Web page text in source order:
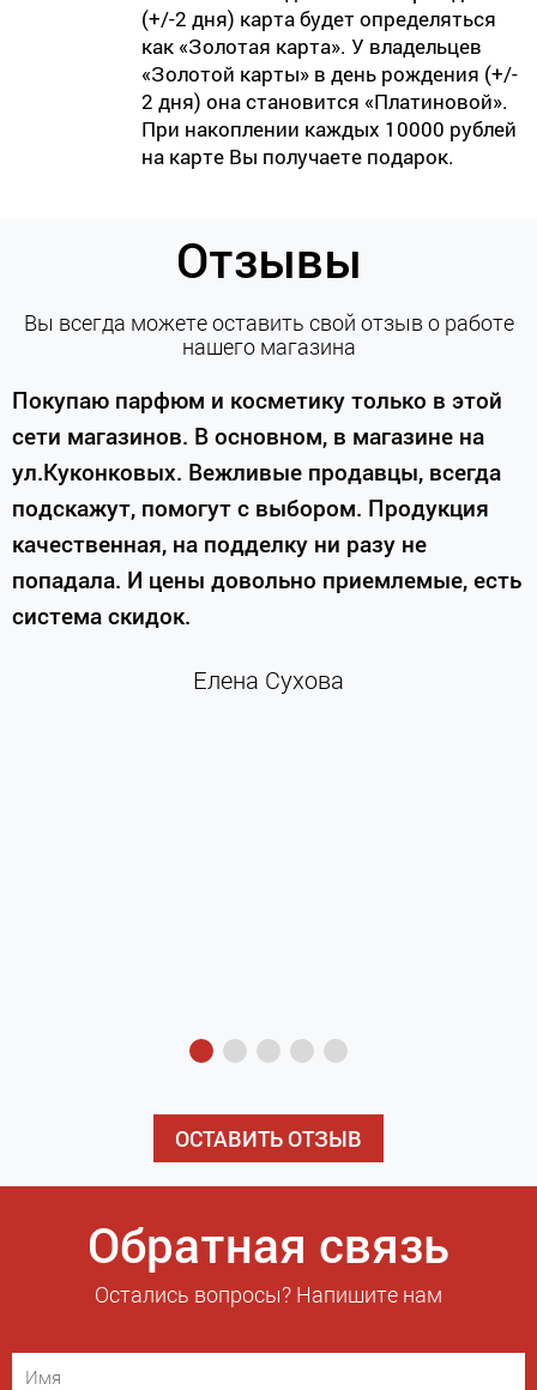
(+/-2 дня) карта будет определяться
как «Золотая карта». У владельцев
«Золотой карты» в день рождения (+/-
2 дня) она становится «Платиновой».
При накоплении каждых 10000 рублей
на карте Вы получаете подарок.
Отзывы
Вы всегда можете оставить свой отзыв о работе
нашего магазина
Покупаю парфюм и косметику только в этой
сети магазинов. В основном, в магазине на
ул.Куконковых. Вежливые продавцы, всегда
подскажут, помогут с выбором. Продукция
качественная, на подделку ни разу не
попадала. И цены довольно приемлемые, есть
система скидок.
Елена Сухова
ОСТАВИТЬ ОТЗЫВ
Обратная связь
Остались вопросы? Напишите нам